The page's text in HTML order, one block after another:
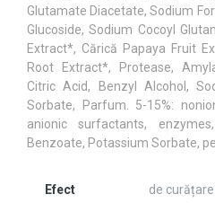
Glutamate Diacetate, Sodium
Glucoside, Sodium Cocoyl
Extract*, Cărică Papaya Fruit
Root Extract*, Protease,
Citric Acid, Benzyl Alcohol,
Sorbate, Parfum. 5-15%:
anionic surfactants,
Benzoate, Potassium Sorbate,
Efect de curățare